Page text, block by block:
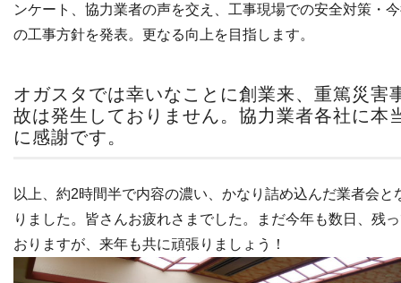
ンケート、協力業者の声を交え、工事現場での安全対策・
の工事方針を発表。更なる向上を目指します。
オガスタでは幸いなことに創業来、重篤災害
故は発生しておりません。協力業者各社に本
に感謝です。
以上、約2時間半で内容の濃い、かなり詰め込んだ業者会と
りました。皆さんお疲れさまでした。まだ今年も数日、残
おりますが、来年も共に頑張りましょう！